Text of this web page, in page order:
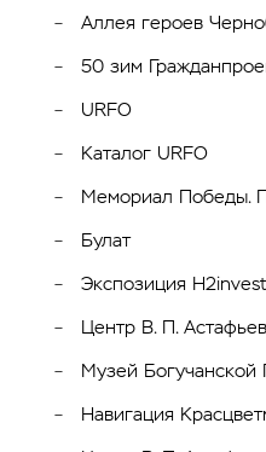
Аллея героев
50 зим
URFO
Каталог URFO
Мемориал Победы.
Булат
Экспозиция H2invest
Центр В. П.
Музей Богучанской
Навигация